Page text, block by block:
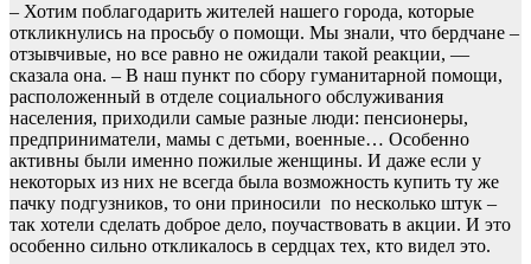
– Хотим поблагодарить жителей нашего города, которые
откликнулись на просьбу о помощи. Мы знали, что бердчане –
отзывчивые, но все равно не ожидали такой реакции, —
сказала она. – В наш пункт по сбору гуманитарной помощи,
расположенный в отделе социального обслуживания
населения, приходили самые разные люди: пенсионеры,
предприниматели, мамы с детьми, военные… Особенно
активны были именно пожилые женщины. И даже если у
некоторых из них не всегда была возможность купить ту же
пачку подгузников, то они приносили по несколько штук –
так хотели сделать доброе дело, поучаствовать в акции. И это
особенно сильно откликалось в сердцах тех, кто видел это.